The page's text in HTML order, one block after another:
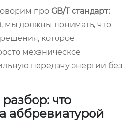
про GB/T стандарт:
, мы должны понимать, что
которое
механическое
передачу энергии без
что
аббревиатурой